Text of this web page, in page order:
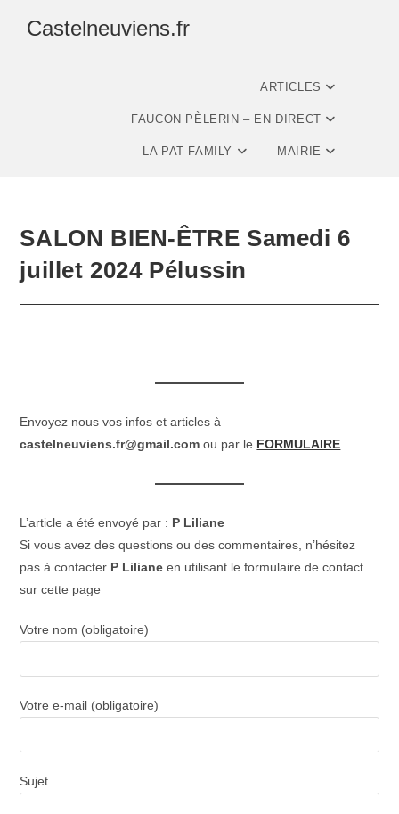
Castelneuviens.fr
ARTICLES
FAUCON PÈLERIN – EN DIRECT
LA PAT FAMILY MAIRIE
SALON BIEN-ÊTRE Samedi 6
juillet 2024 Pélussin
Envoyez nous vos infos et articles à
castelneuviens.fr@gmail.com ou par le FORMULAIRE
L’article a été envoyé par : P Liliane
Si vous avez des questions ou des commentaires, n’hésitez
pas à contacter P Liliane en utilisant le formulaire de contact
sur cette page
Votre nom (obligatoire)
Votre e-mail (obligatoire)
Sujet